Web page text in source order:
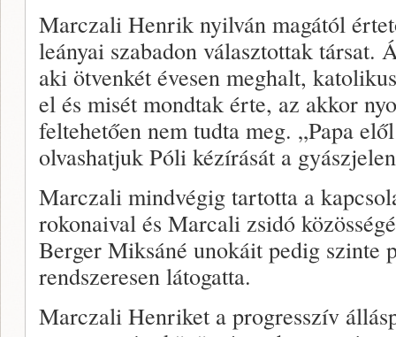
Marczali Henrik nyilván magától
leányai szabadon választottak társat.
aki ötvenkét évesen meghalt,
el és misét mondtak érte, az akkor
feltehetően nem tudta meg. „Papa
olvashatjuk Póli kézírását a
Marczali mindvégig tartotta a
rokonaival és Marcali zsidó
Berger Miksáné unokáit pedig szinte
rendszeresen látogatta.
Marczali Henriket a progresszív